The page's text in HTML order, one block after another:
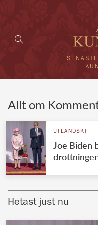
Allt om
UTLÄNDSKT
Joe Biden
Hetast just nu